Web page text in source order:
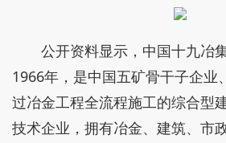
公开资料显示，中国十九冶
1966年，是中国五矿骨干子企业
过冶金工程全流程施工的综合型
技术企业，拥有冶金、建筑、市